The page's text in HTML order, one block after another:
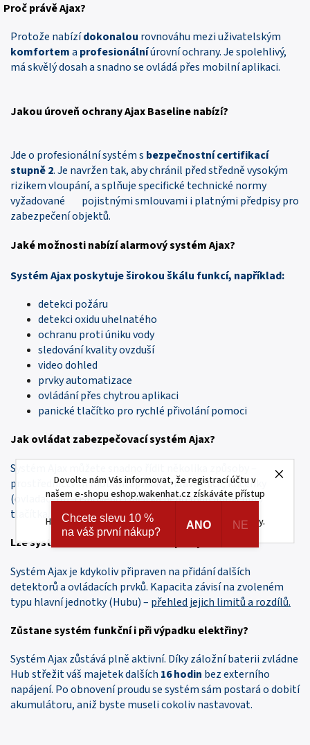
Dovolte nám Vás informovat, že registrací účtu v
našem e-shopu eshop.wakenhat.cz získáváte přístup
HOMEMATIC IP. Navíc registrací získáváte různé slevy.
Proč právěAjax?
Protože nabízídokonalou rovnováhu mezi uživatelským
komfortema profesionálníúrovní ochrany. Je spolehlivý,
má skvělý dosah a snadno se ovládá přes mobilní aplikaci.
Jakou úroveň ochrany Ajax Baselinenabízí?
Jde o profesionální systém s bezpečnostní certifikací
stupně 2. Je navržen tak, aby chránil před středně vysokým
rizikem vloupání, a splňuje specifické technické normy
vyžadované pojistnými smlouvami i platnými předpisy pro
zabezpečení objektů.
Jakémožnostinabízí alarmový systémAjax?
Systém Ajax poskytuje širokou škálu funkcí, například:
detekci požáru
detekci oxidu uhelnatého
ochranu proti úniku vody
sledování kvality ovzduší
video dohled
prvky automatizace
ovládání přes chytrou aplikaci
panické tlačítko pro rychlé přivolání pomoci
Jakovládatzabezpečovací systém Ajax?
Systém Ajax můžete snadno řídit několika způsoby –
prostřednictvím mobilní aplikace, klávesnice, klíčenky
(ovladačem), tísňového tlačítka nebo multifunkčního
tlačítka.
Lze systém do
rozšiřovat
o další prvky?
Systém Ajax je kdykoliv připraven na přidání dalších
detektorů a ovládacích prvků. Kapacita závisí na zvoleném
typu hlavní jednotky (Hubu) – přehled jejich limitů a rozdílů.
Zůstane systémfunkčníi při výpadku elektřiny?
Systém Ajax zůstává plně aktivní. Díky záložní baterii zvládne
Hub střežit váš majetek dalších 16 hodin bez externího
napájení. Po obnovení proudu se systém sám postará o dobití
akumulátoru, aniž byste museli cokoliv nastavovat.
Chcete slevu 10 %
na váš první nákup?
ANO NE